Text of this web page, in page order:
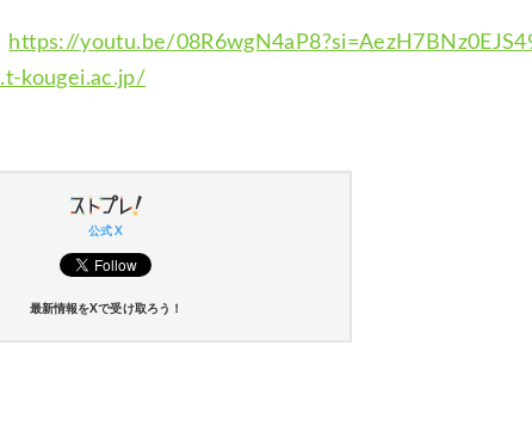
https://youtu.be/
kougei.ac.jp/
公式 X
最新情報をXで受け取ろう！